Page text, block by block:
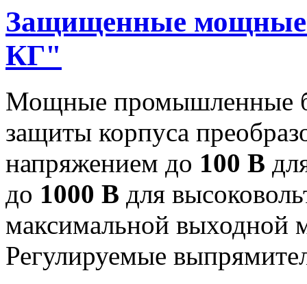
Защищенные
КГ"
Мощные промышленные
защиты корпуса
напряжением до 100 В
до 1000 В для
максимальной
Регулируемые